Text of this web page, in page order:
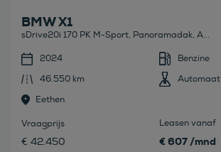
BMW X1
sDrive20i 170 PK M-Sport, Panoramadak, A...
2024
Benzine
46.550 km
Automaat
Eethen
Vraagprijs
€ 42.450
Leasen vanaf
€ 607 /mnd